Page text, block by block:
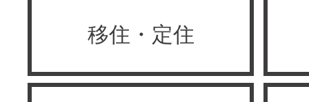
移住・定住